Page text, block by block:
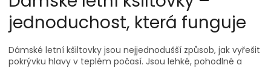
c
í
p
v
k
á
n
í
jednoduchost, která funguje
Dámské letní kšiltovky jsou nejjednodušší způsob, jak vyřešit
pokrývku hlavy v teplém počasí. Jsou lehké, pohodlné a